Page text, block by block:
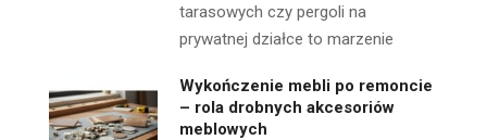
tarasowych czy pergoli na
prywatnej działce to marzenie
Wykończenie mebli po remoncie
– rola drobnych akcesoriów
meblowych